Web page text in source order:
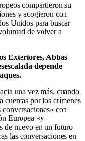
compartieron su
y acogieron con
Unidos para buscar
de volver a
Exteriores, Abbas
depende
una vez más, cuando
cuentas por los crímenes
con
Europea «y
de nuevo en un futuro
las conversaciones en